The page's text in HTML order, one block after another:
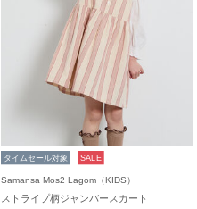
タイムセール対象 SALE
Samansa Mos2 Lagom（KIDS）
ストライプ柄ジャンバースカート